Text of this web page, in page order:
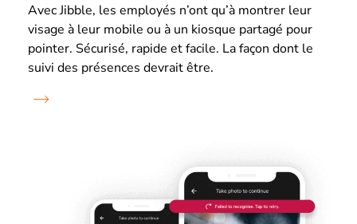
Avec Jibble, les employés n’ont qu’à montrer leur
visage à leur mobile ou à un kiosque partagé pour
pointer. Sécurisé, rapide et facile. La façon dont le
suivi des présences devrait être.